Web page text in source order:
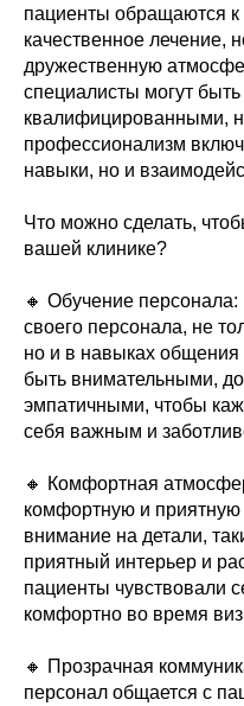
пациенты обращаются
качественное лечение,
дружественную
специалисты могут
квалифицированными,
профессионализм
навыки, но и
Что можно сделать,
вашей клинике?
🔸 Обучение персонала:
своего персонала, не
но и в навыках общения
быть внимательными,
эмпатичными, чтобы
себя важным и
🔸 Комфортная
комфортную и приятную
внимание на детали,
приятный интерьер и
пациенты чувствовали
комфортно во время
🔸 Прозрачная
персонал общается с